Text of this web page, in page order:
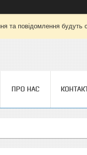
та повідомлення будуть
ПРО НАС